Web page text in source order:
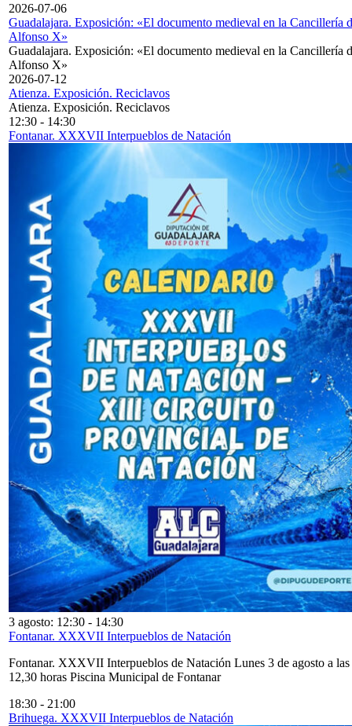
2026-07-06
Guadalajara. Exposición: «El documento medieval en la Cancillería
Alfonso X»
Guadalajara. Exposición: «El documento medieval en la Cancillería
Alfonso X»
2026-07-12
Atienza. Exposición. Reciclavos
Atienza. Exposición. Reciclavos
12:30 - 14:30
Fontanar. XXXVII Interpueblos de Natación
3 agosto: 12:30 - 14:30
Fontanar. XXXVII Interpueblos de Natación
Fontanar. XXXVII Interpueblos de Natación Lunes 3 de agosto a las
12,30 horas Piscina Municipal de Fontanar
18:30 - 21:00
Brihuega. XXXVII Interpueblos de Natación